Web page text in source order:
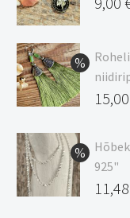
9,00
kuni
oli:
15,00
hind
on:
925"
11,48